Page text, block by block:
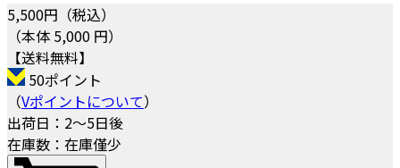
5,500円（税込）
（本体 5,000 円）
【送料無料】
50ポイント
（Vポイントについて）
出荷日：2～5日後
在庫数：在庫僅少